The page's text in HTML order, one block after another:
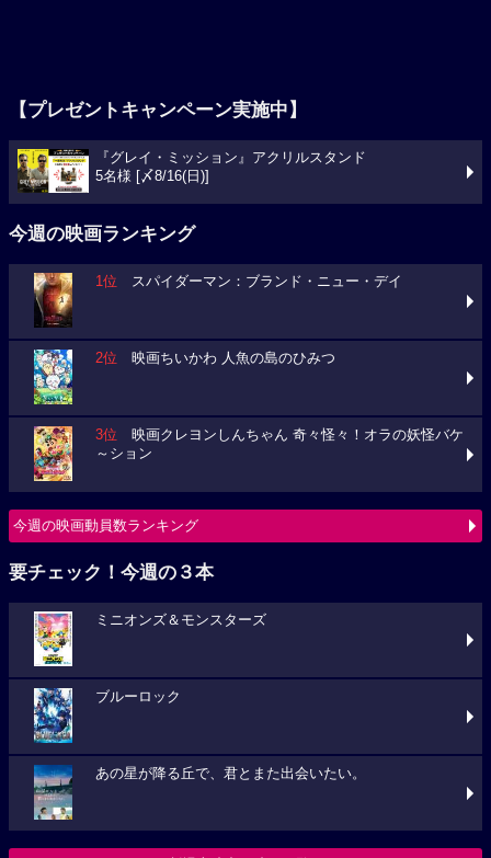
【プレゼントキャンペーン実施中】
『グレイ・ミッション』アクリルスタンド
5名様 [〆8/16(日)]
今週の映画ランキング
1位 スパイダーマン：ブランド・ニュー・デイ
2位 映画ちいかわ 人魚の島のひみつ
3位 映画クレヨンしんちゃん 奇々怪々！オラの妖怪バケ
～ション
今週の映画動員数ランキング
要チェック！今週の３本
ミニオンズ＆モンスターズ
ブルーロック
あの星が降る丘で、君とまた出会いたい。